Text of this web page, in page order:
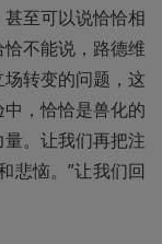
至可以说恰恰相
不能说，路德维
转变的问题，这
，恰恰是兽化的
。让我们再把注
悲恼。”让我们回